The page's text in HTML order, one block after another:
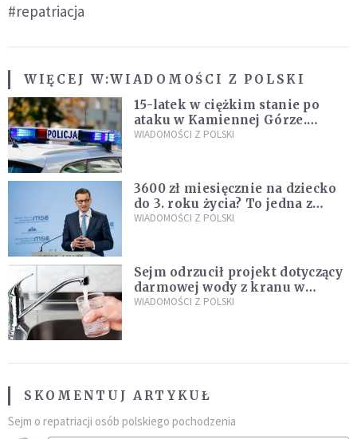
#repatriacja
WIĘCEJ W:WIADOMOŚCI Z POLSKI
15-latek w ciężkim stanie po
ataku w Kamiennej Górze.
Policja zatrzymała dwóch
WIADOMOŚCI Z POLSKI
3600 zł miesięcznie na dziecko
do 3. roku życia? To jedna z
propozycji programu "Rozwój
WIADOMOŚCI Z POLSKI
Sejm odrzucił projekt dotyczący
darmowej wody z kranu w
restauracjach
WIADOMOŚCI Z POLSKI
SKOMENTUJ ARTYKUŁ
Sejm o repatriacji osób polskiego pochodzenia